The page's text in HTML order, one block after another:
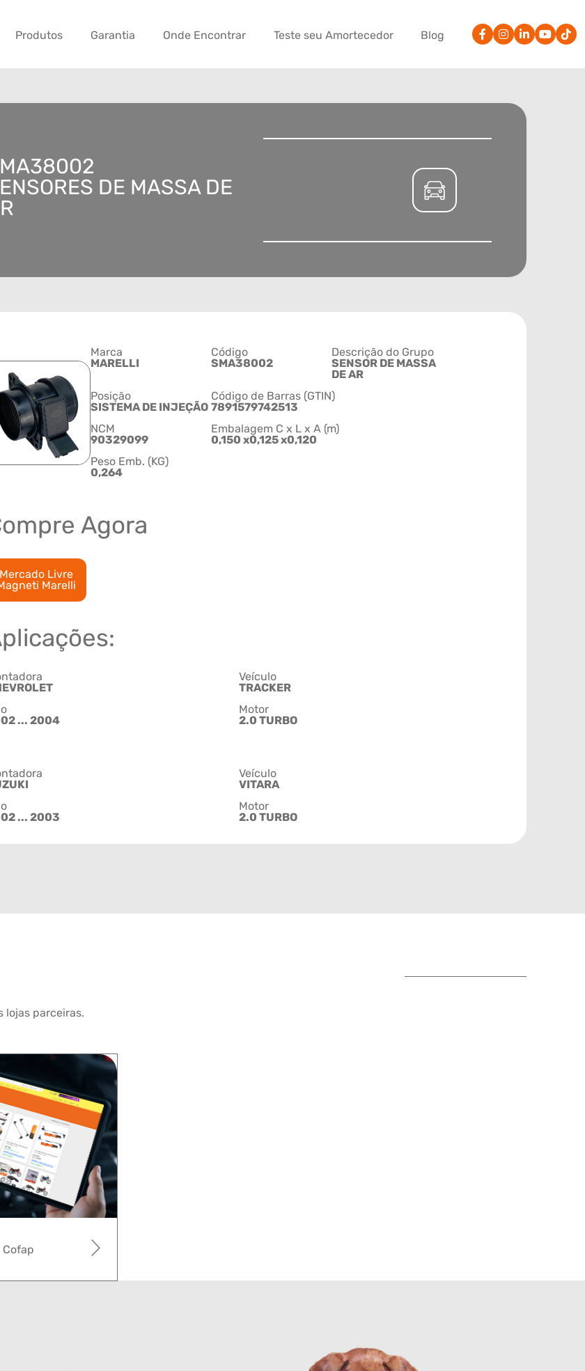
Produtos Garantia Onde Encontrar Teste seu Amortecedor Blog
DE MASSA DE
Marca
MARELLI
Código
SMA38002
Descrição do Grupo
SENSOR DE MASSA
DE AR
Posição
SISTEMA DE INJEÇÃO
Código de Barras (GTIN)
7891579742513
NCM
90329099
Embalagem C x L x A (m)
0,150 x0,125 x0,120
Peso Emb. (KG)
0,264
Agora
Mercado Livre
Marelli
Veículo
TRACKER
... 2004
Motor
2.0 TURBO
Veículo
VITARA
... 2003
Motor
2.0 TURBO
lojas parceiras.
Cofap